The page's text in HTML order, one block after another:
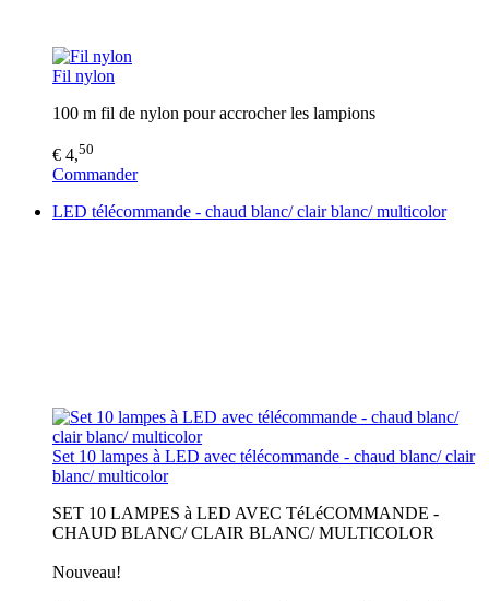
Fil nylon
100 m fil de nylon pour accrocher les lampions
€ 4,50
Commander
LED télécommande - chaud blanc/ clair blanc/ multicolor
Set 10 lampes à LED avec télécommande - chaud blanc/ clair
blanc/ multicolor
SET 10 LAMPES à LED AVEC TéLéCOMMANDE -
CHAUD BLANC/ CLAIR BLANC/ MULTICOLOR
Nouveau!